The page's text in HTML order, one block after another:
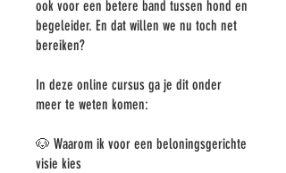
ook voor een betere band tussen hond en
begeleider. En dat willen we nu toch net
bereiken?
In deze online cursus ga je dit onder
meer te weten komen:
🐶 Waarom ik voor een beloningsgerichte
visie kies